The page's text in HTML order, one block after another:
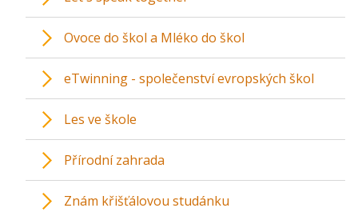
Ovoce do škol a Mléko do škol
eTwinning - společenství evropských škol
Les ve škole
Přírodní zahrada
Znám křišťálovou studánku